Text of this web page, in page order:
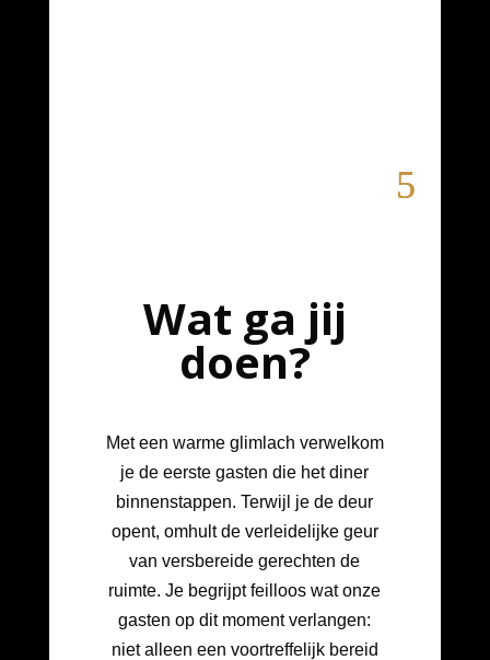
Wat ga jij
doen?
Met een warme glimlach verwelkom
je de eerste gasten die het diner
binnenstappen. Terwijl je de deur
opent, omhult de verleidelijke geur
van versbereide gerechten de
ruimte. Je begrijpt feilloos wat onze
gasten op dit moment verlangen:
niet alleen een voortreffelijk bereid